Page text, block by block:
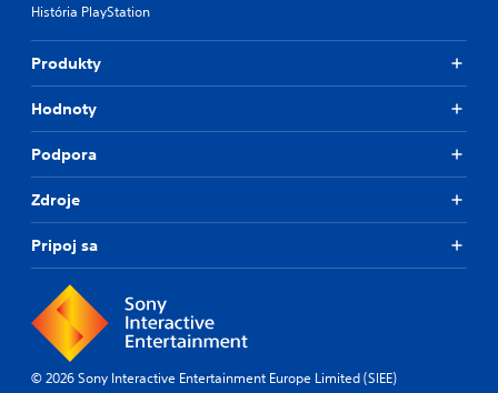
História PlayStation
Produkty
Hodnoty
Podpora
Zdroje
Pripoj sa
© 2026 Sony Interactive Entertainment Europe Limited (SIEE)